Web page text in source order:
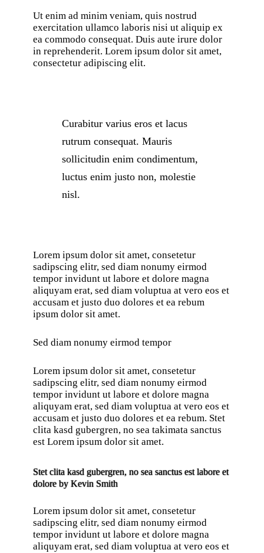
Ut enim ad minim veniam, quis nostrud
exercitation ullamco laboris nisi ut aliquip ex
ea commodo consequat. Duis aute irure dolor
in reprehenderit. Lorem ipsum dolor sit amet,
consectetur adipiscing elit.
Curabitur varius eros et lacus
rutrum consequat. Mauris
sollicitudin enim condimentum,
luctus enim justo non, molestie
nisl.
Lorem ipsum dolor sit amet, consetetur
sadipscing elitr, sed diam nonumy eirmod
tempor invidunt ut labore et dolore magna
aliquyam erat, sed diam voluptua at vero eos et
accusam et justo duo dolores et ea rebum
ipsum dolor sit amet.
Sed diam nonumy eirmod tempor
Lorem ipsum dolor sit amet, consetetur
sadipscing elitr, sed diam nonumy eirmod
tempor invidunt ut labore et dolore magna
aliquyam erat, sed diam voluptua at vero eos et
accusam et justo duo dolores et ea rebum. Stet
clita kasd gubergren, no sea takimata sanctus
est Lorem ipsum dolor sit amet.
Stet clita kasd gubergren, no sea sanctus est labore et
dolore by Kevin Smith
Lorem ipsum dolor sit amet, consetetur
sadipscing elitr, sed diam nonumy eirmod
tempor invidunt ut labore et dolore magna
aliquyam erat, sed diam voluptua at vero eos et